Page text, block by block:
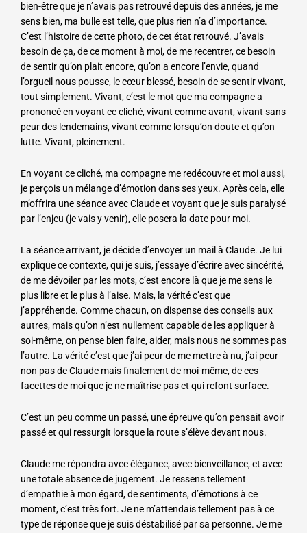
bien-être que je n’avais pas retrouvé depuis des années, je me
sens bien, ma bulle est telle, que plus rien n’a d’importance.
C’est l’histoire de cette photo, de cet état retrouvé. J’avais
besoin de ça, de ce moment à moi, de me recentrer, ce besoin
de sentir qu’on plait encore, qu’on a encore l’envie, quand
l’orgueil nous pousse, le cœur blessé, besoin de se sentir vivant,
tout simplement. Vivant, c’est le mot que ma compagne a
prononcé en voyant ce cliché, vivant comme avant, vivant sans
peur des lendemains, vivant comme lorsqu’on doute et qu’on
lutte. Vivant, pleinement.
En voyant ce cliché, ma compagne me redécouvre et moi aussi,
je perçois un mélange d’émotion dans ses yeux. Après cela, elle
m’offrira une séance avec Claude et voyant que je suis paralysé
par l’enjeu (je vais y venir), elle posera la date pour moi.
La séance arrivant, je décide d’envoyer un mail à Claude. Je lui
explique ce contexte, qui je suis, j’essaye d’écrire avec sincérité,
de me dévoiler par les mots, c’est encore là que je me sens le
plus libre et le plus à l’aise. Mais, la vérité c’est que
j’appréhende. Comme chacun, on dispense des conseils aux
autres, mais qu’on n’est nullement capable de les appliquer à
soi-même, on pense bien faire, aider, mais nous ne sommes pas
l’autre. La vérité c’est que j’ai peur de me mettre à nu, j’ai peur
non pas de Claude mais finalement de moi-même, de ces
facettes de moi que je ne maîtrise pas et qui refont surface.
C’est un peu comme un passé, une épreuve qu’on pensait avoir
passé et qui ressurgit lorsque la route s’élève devant nous.
Claude me répondra avec élégance, avec bienveillance, et avec
une totale absence de jugement. Je ressens tellement
d’empathie à mon égard, de sentiments, d’émotions à ce
moment, c’est très fort. Je ne m’attendais tellement pas à ce
type de réponse que je suis déstabilisé par sa personne. Je me